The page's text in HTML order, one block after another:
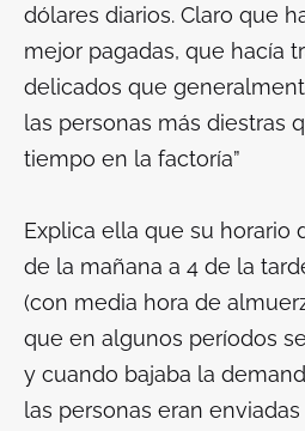
dólares diarios. Claro que
mejor pagadas, que hacía
delicados que
las personas más diestras
tiempo en la factoría”
Explica ella que su horario
de la mañana a 4 de la
(con media hora de
que en algunos períodos
y cuando bajaba la
las personas eran